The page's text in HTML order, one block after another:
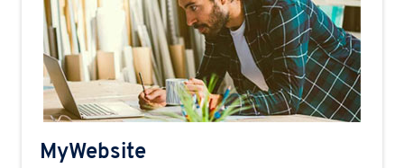
MyWebsite